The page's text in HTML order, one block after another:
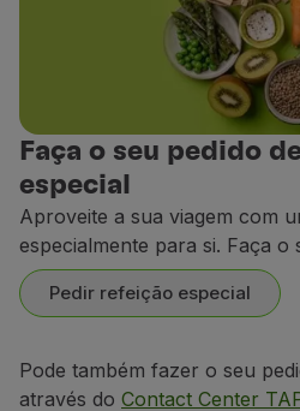
Central de ajuda
Perguntas frequentes
Pedidos e reclamações
Informações úteis
Reembolsos
Fatura online
Bagagem perdida /
Voo atrasado / cancelado
Faça o seu pedido
especial
Aproveite a sua viagem com
especialmente para si. Faça o
Pedir refeição especial
Pode também fazer o seu
através do Contact Center